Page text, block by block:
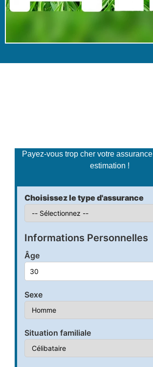
Payez-vous trop cher votre
estimation !
Choisissez le type d'assurance
Informations Personnelles
Âge
Sexe
Situation familiale